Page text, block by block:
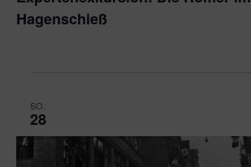
Hagenschieß
SO.
28